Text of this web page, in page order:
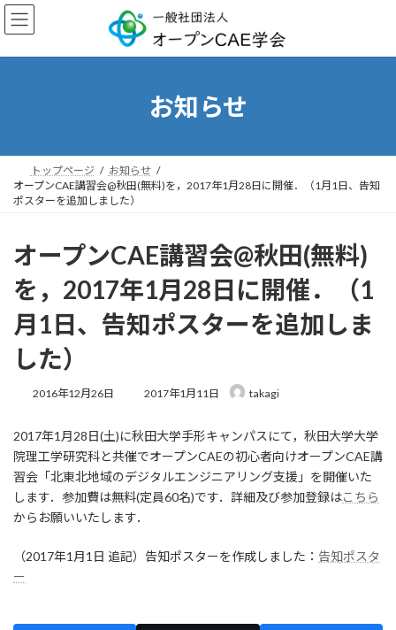
コ
ン
ン
ナ
ビ
ー
お知らせ
トップページ
お知らせ
オープンCAE講習会@秋田(無料)を，2017年1月28日に開催．（1月1日、告知
ポスターを追加しました）
オープンCAE講習会@秋田(無料)
を，2017年1月28日に開催．（1
月1日、告知ポスターを追加しま
した）
2016年12月26日
最
新
日
時
:
2017年1月11日 takagi
2017年1月28日(土)に秋田大学手形キャンパスにて，秋田大学大学
院理工学研究科と共催でオープンCAEの初心者向けオープンCAE講
習会「北東北地域のデジタルエンジニアリング支援」を開催いた
します．参加費は無料(定員60名)です．詳細及び参加登録はこちら
からお願いいたします．
（2017年1月1日 追記）告知ポスターを作成しました： 告知ポスタ
ー